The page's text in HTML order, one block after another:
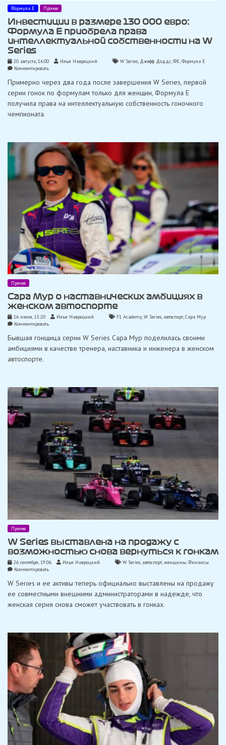
Формула Е Прочее
Инвестиции в размере 130 000 евро:
Формула E приобрела права
интеллектуальной собственности на W
Series
20 августа, 16:00 Илья Навроцкий W Series, Джефф Доддс,ФЕ,Формула Е
Комментироватьon
в
размере
130
000
интеллектуальной
собственности
W
Series
Примерно через два года после завершения W Series, первой
серии гонок по формулам только для женщин, Формула E
получила права на интеллектуальную собственность гоночного
чемпионата.
Прочее
Сара Мур о наставнических амбициях в
женском автоспорте
16 июня, 15:20 Илья Навроцкий F1 Academy,W Series, автоспорт,Сара Мур
Комментироватьon
Мур
наставнических
Бывшая гонщица серии W Series Сара Мур поделилась своими
амбициями в качестве тренера, наставника и инженера в женском
автоспорте.
Прочее
W Series выставлена ​​на продажу с
возможностью снова вернуться к гонкам
26 сентября, 19:06 Илья Навроцкий W Series, автоспорт,женщины,Финансы
Комментироватьon
Series
на
снова
вернуться
W Series и ее активы теперь официально выставлены на продажу
ее совместными внешними администраторами в надежде, что
женская серия снова сможет участвовать в гонках.